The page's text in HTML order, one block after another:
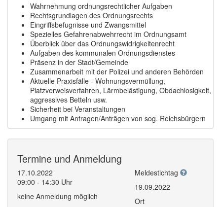
Wahrnehmung ordnungsrechtlicher Aufgaben
Rechtsgrundlagen des Ordnungsrechts
Eingriffsbefugnisse und Zwangsmittel
Spezielles Gefahrenabwehrrecht im Ordnungsamt
Überblick über das Ordnungswidrigkeitenrecht
Aufgaben des kommunalen Ordnungsdienstes
Präsenz in der Stadt/Gemeinde
Zusammenarbeit mit der Polizei und anderen Behörden
Aktuelle Praxisfälle - Wohnungsvermüllung,
Platzverweisverfahren, Lärmbelästigung, Obdachlosigkeit,
aggressives Betteln usw.
Sicherheit bei Veranstaltungen
Umgang mit Anfragen/Anträgen von sog. Reichsbürgern
Termine und Anmeldung
17.10.2022
09:00 - 14:30 Uhr
keine Anmeldung möglich
Meldestichtag
19.09.2022
Ort